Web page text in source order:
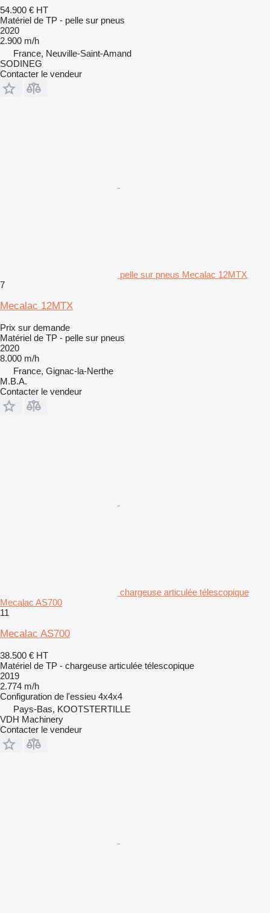
54.900 € HT
Matériel de TP - pelle sur pneus
2020
2.900 m/h
France, Neuville-Saint-Amand
SODINEG
Contacter le vendeur
pelle sur pneus Mecalac 12MTX
7
Mecalac 12MTX
Prix sur demande
Matériel de TP - pelle sur pneus
2020
8.000 m/h
France, Gignac-la-Nerthe
M.B.A.
Contacter le vendeur
chargeuse articulée télescopique
Mecalac AS700
11
Mecalac AS700
38.500 € HT
Matériel de TP - chargeuse articulée télescopique
2019
2.774 m/h
Configuration de l'essieu 4x4x4
Pays-Bas, KOOTSTERTILLE
VDH Machinery
Contacter le vendeur